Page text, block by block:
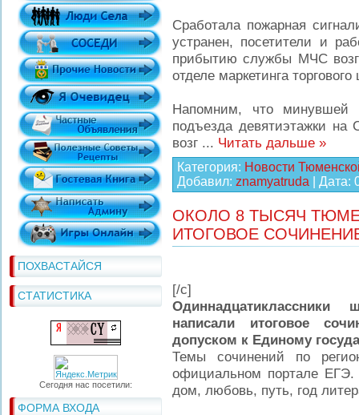
ПОХВАСТАЙСЯ
СТАТИСТИКА
Сегодня нас посетили:
ФОРМА ВХОДА
Сработала пожарная
устранен, посетители и
прибытию службы МЧС
отделе маркетинга торгового
Напомним, что минувшей
подъезда девятиэтажки
возг ... Читать дальше »
Категория: Новости
Добавил: znamyatruda | Дата:
ОКОЛО 8 ТЫСЯЧ
ИТОГОВОЕ
[/c]
написали итоговое
допуском к Единому
Темы сочинений по
официальном портале
дом, любовь, путь, год